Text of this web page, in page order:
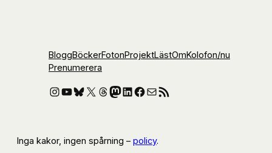
BloggBöckerFotonProjektLästOmKolofon/nu
Prenumerera
Instagram
YouTube
Bluesky
X Threads
Mastodon
LinkedIn
Facebook
E-postRSS-flöde
Inga kakor, ingen spårning – policy.